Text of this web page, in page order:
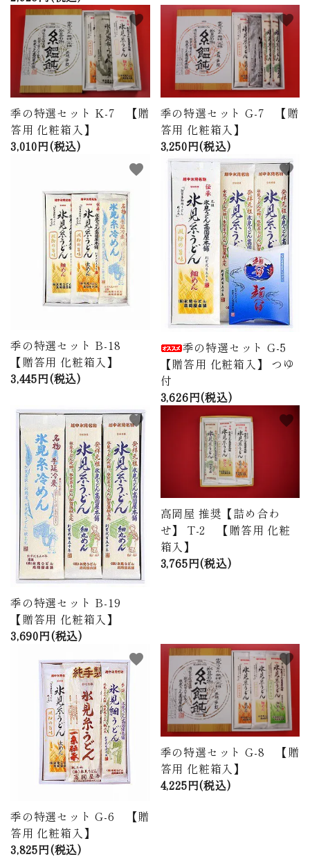
季の特選セット K-7 【贈
答用 化粧箱入】
3,010円(税込)
favorite
季の特選セット G-7 【贈
答用 化粧箱入】
3,250円(税込)
favorite
季の特選セット B-18
【贈答用 化粧箱入】
3,445円(税込)
favorite
季の特選セット G-5
【贈答用 化粧箱入】 つゆ
付
3,626円(税込)
favorite
季の特選セット B-19
【贈答用 化粧箱入】
3,690円(税込)
favorite
高岡屋 推奨【詰め合わ
せ】 T-2 【贈答用 化粧
箱入】
3,765円(税込)
favorite
季の特選セット G-6 【贈
答用 化粧箱入】
3,825円(税込)
favorite
季の特選セット G-8 【贈
答用 化粧箱入】
4,225円(税込)
favorite